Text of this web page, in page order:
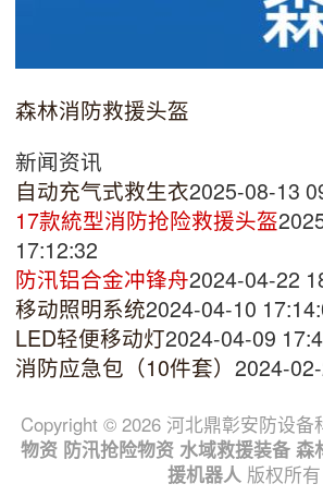
森林消防救援头盔
新闻资讯
自动充气式救生衣2025-08-13
17款統型消防抢险救援头盔
17:12:32
防汛铝合金冲锋舟2024-04-22
移动照明系统2024-04-10
LED轻便移动灯2024-04-09
消防应急包（10件套） 2024-
Copyright © 2026 河北鼎彰安防设备
物资 防汛抢险物资 水域救援装备 森
援机器人版权所有